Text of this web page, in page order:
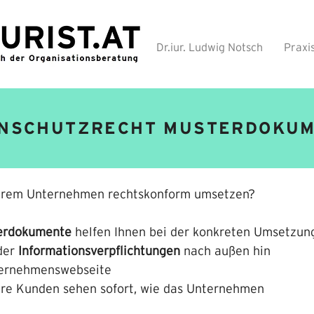
Dr.iur. Ludwig Notsch
Unternehmen rechtskonform umsetzen?
helfen Ihnen bei der konkreten
Informationsverpflichtungen nach außen hin
Kunden sehen sofort, wie das Unternehmen